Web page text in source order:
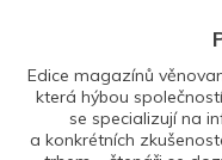
Edice magazínů
která hýbou
se specializují na
a konkrétních